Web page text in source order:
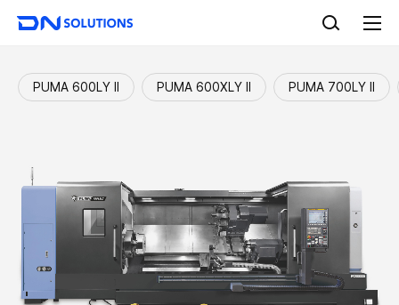
D
N
l
u
s
전
뉴
PUMA 600LY II
PUMA 600XLY II PUMA 700LY II